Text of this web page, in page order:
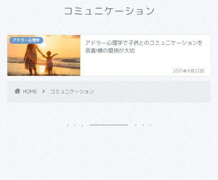
コミュニケーション
アドラー心理学
アドラー心理学で子供とのコミュニケーションを
改善!横の関係が大切
2021年8月22日
HOME コミュニケーション